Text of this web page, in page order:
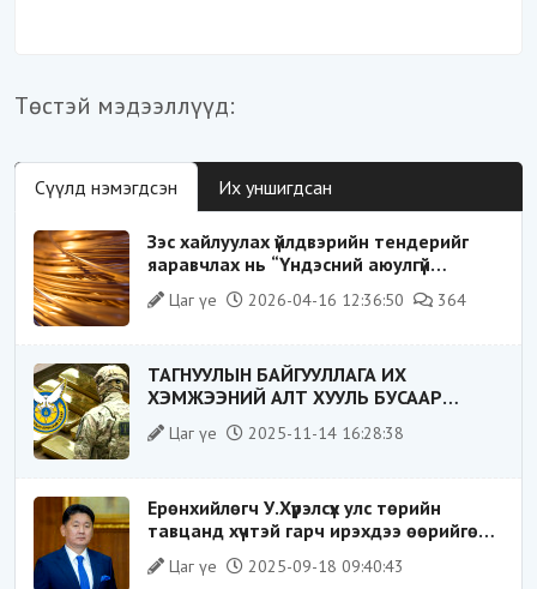
Төстэй мэдээллүүд:
Сүүлд нэмэгдсэн Их уншигдсан
Зэс хайлуулах үйлдвэрийн тендерийг
яаравчлах нь “Үндэсний аюулгүй
байдал“-д эрсдэлтэй юу?
Цаг үе 2026-04-16 12:36:50 364
ТАГНУУЛЫН БАЙГУУЛЛАГА ИХ
ХЭМЖЭЭНИЙ АЛТ ХУУЛЬ БУСААР
ХИЛЭЭР ГАРГАХ ГЭЖ БАЙСАН
ҮЙЛДЛИЙГ ТАСЛАН ЗОГСООЛОО
Цаг үе 2025-11-14 16:28:38
Ерөнхийлөгч У.Хүрэлсүх улс төрийн
тавцанд хүчтэй гарч ирэхдээ өөрийгөө
шударга ёсны төлөө тэмцэгч, “хуучин
тогтолцооны хонгилыг нураагч” гэсэн
Цаг үе 2025-09-18 09:40:43